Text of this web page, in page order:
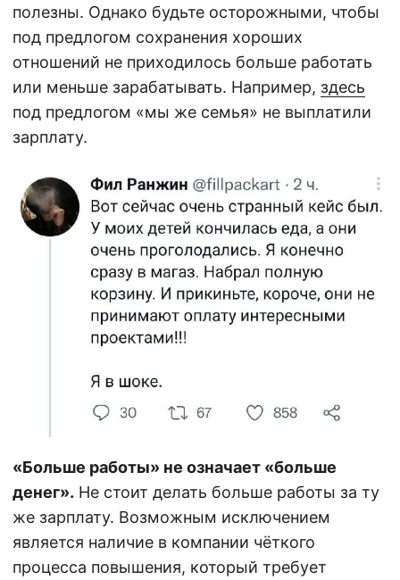
полезны. Однако будьте осторожными, чтобы
под предлогом сохранения хороших
отношений не приходилось больше работать
или меньше зарабатывать. Например, здесь
под предлогом «мы же семья» не выплатили
зарплату.
«Больше работы» не означает «больше
денег». Не стоит делать больше работы за ту
же зарплату. Возможным исключением
является наличие в компании чёткого
процесса повышения, который требует